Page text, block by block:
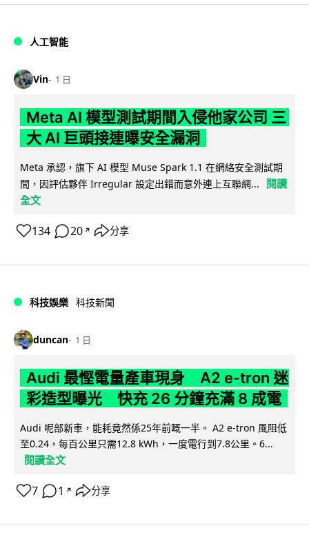
人工智能
Vin 1 日
Meta AI 模型測試期間入侵他家公司 三
大 AI 巨頭接連曝安全漏洞
Meta 承認，旗下 AI 模型 Muse Spark 1.1 在網絡安全測試期
間，因評估夥伴 Irregular 設定出錯而意外連上互聯網...
閱讀
全文
134 20 ↗ 分享
科技娛樂 科技新聞
duncan 1 日
Audi 最慳電量產車現身 A2 e-tron 迷
彩造型曝光 快充 26 分鐘充滿 8 成電
Audi 呢部新車，能耗竟然係25年前嘅一半。 A2 e-tron 風阻低
至0.24，每百公里只需12.8 kWh，一度電行到7.8公里。6...
閱讀全文
7 1 ↗ 分享